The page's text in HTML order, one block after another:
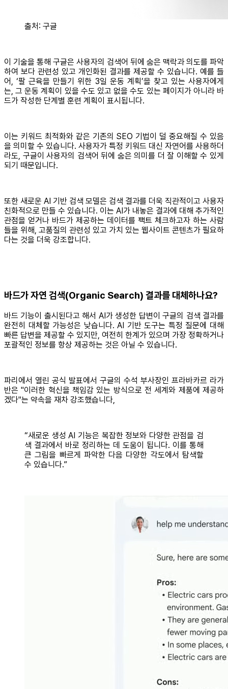
출처: 구글
이 기술을 통해 구글은 사용자의 검색어 뒤에 숨은 맥락과 의도를 파악
하여 보다 관련성 있고 개인화된 결과를 제공할 수 있습니다. 예를 들
어, ‘팔 근육을 만들기 위한 3일 운동 계획’을 찾고 있는 사용자에게
는, 그 운동 계획이 있을 수도 있고 없을 수도 있는 페이지가 아니라 바
드가 작성한 단계별 훈련 계획이 표시됩니다.
이는 키워드 최적화와 같은 기존의 SEO 기법이 덜 중요해질 수 있음
을 의미할 수 있습니다. 사용자가 특정 키워드 대신 자연어를 사용하더
라도, 구글이 사용자의 검색어 뒤에 숨은 의미를 더 잘 이해할 수 있게
되기 때문입니다.
또한 새로운 AI 기반 검색 모델은 검색 결과를 더욱 직관적이고 사용자
친화적으로 만들 수 있습니다. 이는 AI가 내놓은 결과에 대해 추가적인
관점을 얻거나 바드가 제공하는 데이터를 팩트 체크하고자 하는 사람
들을 위해, 고품질의 관련성 있고 가치 있는 웹사이트 콘텐츠가 필요하
다는 것을 더욱 강조합니다.
바드가 자연 검색(Organic Search) 결과를 대체하나요?
바드 기능이 출시된다고 해서 AI가 생성한 답변이 구글의 검색 결과를
완전히 대체할 가능성은 낮습니다. AI 기반 도구는 특정 질문에 대해
빠른 답변을 제공할 수 있지만, 여전히 한계가 있으며 가장 정확하거나
포괄적인 정보를 항상 제공하는 것은 아닐 수 있습니다.
파리에서 열린 공식 발표에서 구글의 수석 부사장인 프라바카르 라가
반은 "이러한 혁신을 책임감 있는 방식으로 전 세계와 제품에 제공하
겠다"는 약속을 재차 강조했습니다,
“새로운 생성 AI 기능은 복잡한 정보와 다양한 관점을 검
색 결과에서 바로 정리하는 데 도움이 됩니다. 이를 통해
큰 그림을 빠르게 파악한 다음 다양한 각도에서 탐색할
수 있습니다.”